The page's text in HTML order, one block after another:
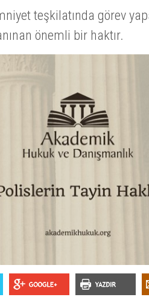
teşkilatında görev
önemli bir haktır.